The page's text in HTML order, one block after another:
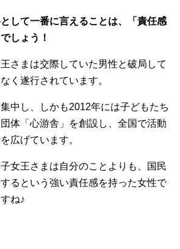
して一番に言えることは、「責任感
しょう！
さまは交際していた男性と破局して
く遂行されています。
中し、しかも2012年には子どもたち
体「心游舎」を創設し、全国で活動
広げています。
女王さまは自分のことよりも、国民
るという強い責任感を持った女性で
ね♪